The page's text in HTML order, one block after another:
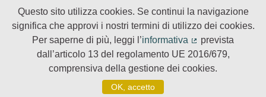
Questo sito utilizza cookies. Se continui la navigazione
significa che approvi i nostri termini di utilizzo dei cookies.
Per saperne di più, leggi l’informativa
(Collegamento
prevista
dall’articolo 13 del regolamento UE 2016/679,
comprensiva della gestione dei cookies.
OK, accetto